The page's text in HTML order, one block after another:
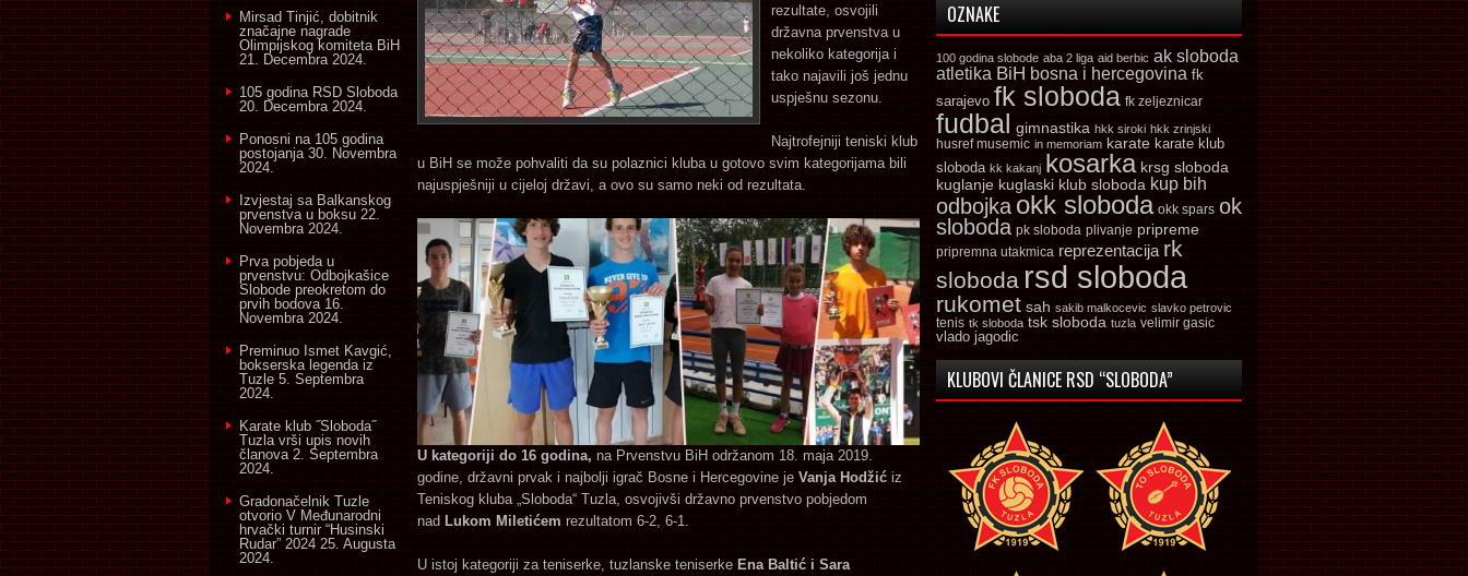
rezultate, osvojili
državna prvenstva u
nekoliko kategorija i
tako najavili još jednu
uspješnu sezonu.
Najtrofejniji teniski klub
u BiH se može pohvaliti da su polaznici kluba u gotovo svim kategorijama bili
najuspješniji u cijeloj državi, a ovo su samo neki od rezultata.
U kategoriji do 16 godina, na Prvenstvu BiH održanom 18. maja 2019.
godine, državni prvak i najbolji igrač Bosne i Hercegovine je Vanja Hodžić iz
Teniskog kluba „Sloboda“ Tuzla, osvojivši državno prvenstvo pobjedom
nad Lukom Miletićem rezultatom 6-2, 6-1.
U istoj kategoriji za teniserke, tuzlanske teniserke Ena Baltić i Sara
Mirsad Tinjić, dobitnik
značajne nagrade
Olimpijskog komiteta BiH
21. Decembra 2024.
105 godina RSD Sloboda
20. Decembra 2024.
Ponosni na 105 godina
postojanja 30. Novembra
2024.
Izvjestaj sa Balkanskog
prvenstva u boksu 22.
Novembra 2024.
Prva pobjeda u
prvenstvu: Odbojkašice
Slobode preokretom do
prvih bodova 16.
Novembra 2024.
Preminuo Ismet Kavgić,
bokserska legenda iz
Tuzle 5. Septembra
2024.
Karate klub ˝Sloboda˝
Tuzla vrši upis novih
članova 2. Septembra
2024.
Gradonačelnik Tuzle
otvorio V Međunarodni
hrvački turnir “Husinski
Rudar” 2024 25. Augusta
2024.
OZNAKE
100 godina slobode aba 2 liga aid berbic ak sloboda
atletika BiH bosna i hercegovina fk
sarajevo fk sloboda fk zeljeznicar
fudbal gimnastika hkk siroki hkk zrinjski
husref musemic in memoriam karate karate klub
sloboda kk kakanj kosarka krsg sloboda
kuglanje kuglaski klub sloboda kup bih
odbojka okk sloboda okk spars ok
sloboda pk sloboda plivanje pripreme
pripremna utakmica reprezentacija rk
sloboda rsd sloboda
rukomet sah sakib malkocevic slavko petrovic
tenis tk sloboda tsk sloboda tuzla velimir gasic
vlado jagodic
KLUBOVI ČLANICE RSD “SLOBODA”